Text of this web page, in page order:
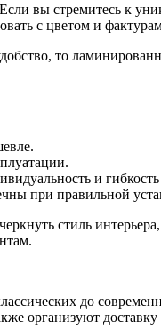
вы стремитесь к
с цветом и
то
и гибкость
при правильной
стиль
до
организуют